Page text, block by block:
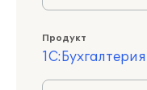
Продукт